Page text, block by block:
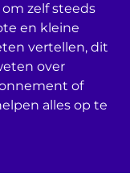
zelf steeds
en kleine
vertellen, dit
over
of
alles op te